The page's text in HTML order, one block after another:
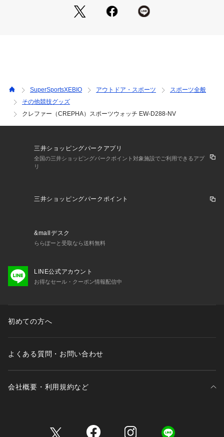
●本商品は店舗受け取りは不可となります。
予告なく変更することがあります。あらかじめご了承くださ
い。クレファー CREPHAスーパースポーツゼビオ ゼビオ Sup
er Sports XEBIO デジタル ウォッチ 時計 シンプル カジュア
ル おしゃれ ペアウォッチ お揃い カップル 学生 通学 会社 仕
心拍計測 運動 気圧防水 防水 ストップウォッチ ライト機能 時
報 カレンダー マラソン マラソン大会 ハーフマラソン トライ
アスロン 陸上 アスリート runwatch_pm23 rss20240904ssx_
SuperSportsXEBIO アウトドア・スポーツ
スポーツ全般
その他競技グッズ
クレファー（CREPHA）スポーツウォッチ EW-D288-NV
三井ショッピングパークアプリ
全国の三井ショッピングパークポイント対象施設でご利用できるアプ
リ
三井ショッピングパークポイント
&mallデスク
ららぽーと受取なら送料無料
LINE公式アカウント
お得なセール・クーポン情報配信中
初めての方へ
よくある質問・お問い合わせ
会社概要・利用規約など